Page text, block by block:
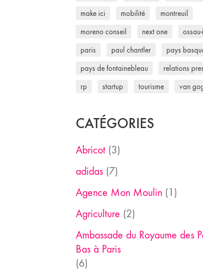
make ici mobilité montreuil
moreno conseil next one
paris paul chantler pays
pays de fontainebleau relations
rp startup tourisme van
CATÉGORIES
Abricot(3)
adidas(7)
Agence Mon Moulin(1)
Agriculture (2)
Ambassade du Royaume des
Bas à Paris
(6)